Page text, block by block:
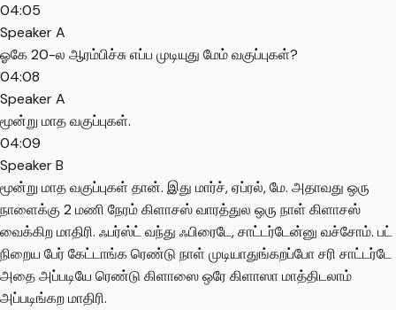
04:05
Speaker A
ஓகே 20-ல ஆரம்பிச்சு எப்ப முடியுது மேம் வகுப்புகள்?
04:08
Speaker A
மூன்று மாத வகுப்புகள்.
04:09
Speaker B
மூன்று மாத வகுப்புகள் தான். இது மார்ச், ஏப்ரல், மே. அதாவது ஒரு
நாளைக்கு 2 மணி நேரம் கிளாசஸ் வாரத்துல ஒரு நாள் கிளாசஸ்
வைக்கிற மாதிரி. ஃபர்ஸ்ட் வந்து ஃபிரைடே, சாட்டர்டேன்னு வச்சோம். பட்
நிறைய பேர் கேட்டாங்க ரெண்டு நாள் முடியாதுங்கறப்போ சரி சாட்டர்டே
அதை அப்படியே ரெண்டு கிளாஸை ஒரே கிளாஸா மாத்திடலாம்
அப்படிங்கற மாதிரி.